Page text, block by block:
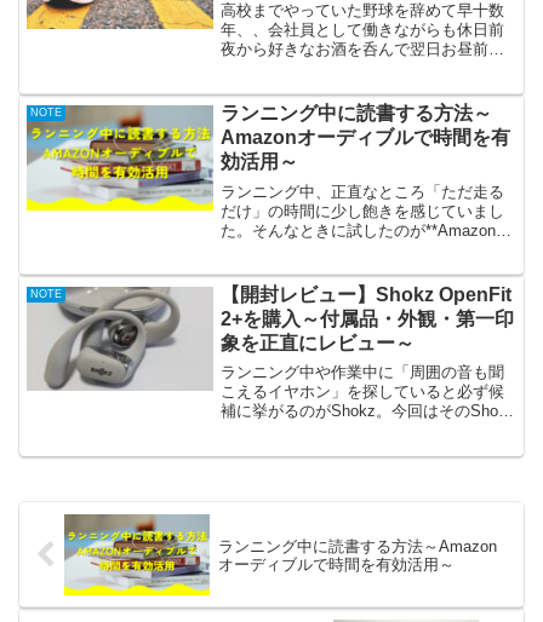
高校までやっていた野球を辞めて早十数
年、、会社員として働きながらも休日前
夜から好きなお酒を呑んで翌日お昼前に
や」とふと、謎の焦燥感に駆られてウォ
ーキングを始めることになりました。
NOTE
ランニング中に読書する方法～
Amazonオーディブルで時間を有
効活用～
ランニング中、正直なところ「ただ走る
だけ」の時間に少し飽きを感じていまし
た。そんなときに試したのが**Amazonオ
値が一段階上がりました。
NOTE
【開封レビュー】Shokz OpenFit
2+を購入～付属品・外観・第一印
象を正直にレビュー～
ランニング中や作業中に「周囲の音も聞
こえるイヤホン」を探していると必ず候
補に挙がるのがShokz。今回はそのShokz
ランニング中に読書する方法～Amazon
オーディブルで時間を有効活用～